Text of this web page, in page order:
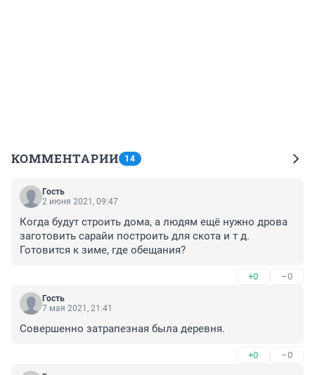
КОММЕНТАРИИ 14
Гость
2 июня 2021, 09:47
Когда будут строить дома, а людям ещё нужно дрова
заготовить сарайи построить для скота и т д.
Готовится к зиме, где обещания?
+0 –0
Гость
7 мая 2021, 21:41
Совершенно затрапезная была деревня.
+0 –0